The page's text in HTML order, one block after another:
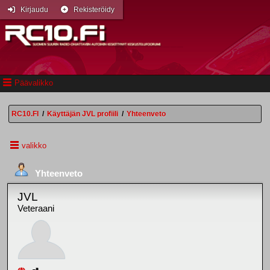
Päävalikko
Kirjaudu Rekisteröidy
RC10.FI / Käyttäjän JVL profiili / Yhteenveto
valikko
Yhteenveto
JVL
Veteraani